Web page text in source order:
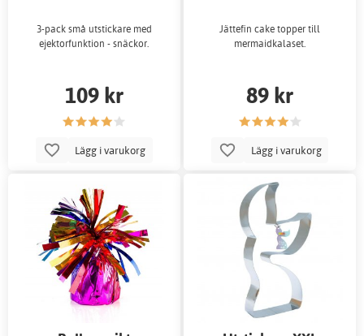
3-pack små utstickare med
ejektorfunktion - snäckor.
109 kr
Lägg i varukorg
Jättefin cake topper till
mermaidkalaset.
89 kr
Lägg i varukorg